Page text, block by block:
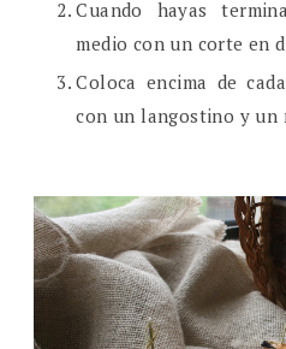
Cuando hayas
medio con un corte en
Coloca encima de
con un langostino y un